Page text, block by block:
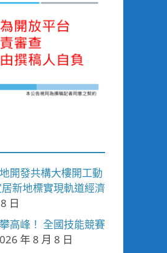
開發共構大樓開工動
新地標實現軌道經濟
日
高峰！ 全國技能競賽
年 8 月 8 日